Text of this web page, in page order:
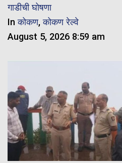
गाडीची घोषणा
Inकोकण,कोकण रेल्वे
August 5, 2026 8:59 am